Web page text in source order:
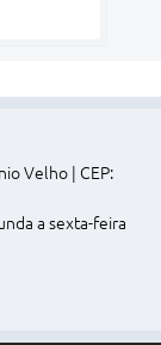
Velho | CEP:
a sexta-feira